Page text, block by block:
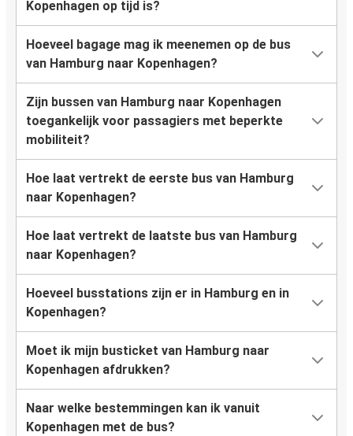
Kopenhagen op tijd is?
Hoeveel bagage mag ik meenemen op de bus
van Hamburg naar Kopenhagen?
Zijn bussen van Hamburg naar Kopenhagen
toegankelijk voor passagiers met beperkte
mobiliteit?
Hoe laat vertrekt de eerste bus van Hamburg
naar Kopenhagen?
Hoe laat vertrekt de laatste bus van Hamburg
naar Kopenhagen?
Hoeveel busstations zijn er in Hamburg en in
Kopenhagen?
Moet ik mijn busticket van Hamburg naar
Kopenhagen afdrukken?
Naar welke bestemmingen kan ik vanuit
Kopenhagen met de bus?